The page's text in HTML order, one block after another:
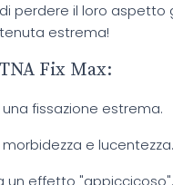
perdere il loro aspetto
estrema!
Fix Max:
una fissazione estrema.
morbidezza e lucentezza.
un effetto "appiccicoso".